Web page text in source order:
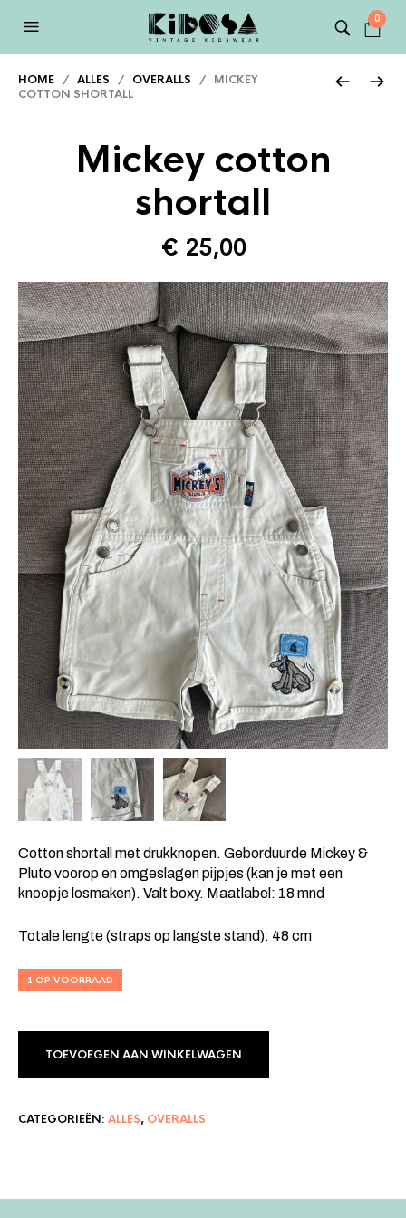
0
HOME / ALLES / OVERALLS / MICKEY
COTTON SHORTALL
Mickey cotton
shortall
€ 25,00
Cotton shortall met drukknopen. Geborduurde Mickey &
Pluto voorop en omgeslagen pijpjes (kan je met een
knoopje losmaken). Valt boxy. Maatlabel: 18 mnd
Totale lengte (straps op langste stand): 48 cm
1 OP VOORRAAD
TOEVOEGEN AAN WINKELWAGEN
CATEGORIEËN: ALLES, OVERALLS